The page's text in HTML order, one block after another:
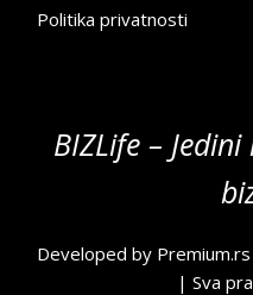
Politika privatnosti
BIZLife –
Developed by Premium.rs
| Sva